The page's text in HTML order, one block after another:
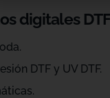
digitales DTF
DTF y UV DTF.